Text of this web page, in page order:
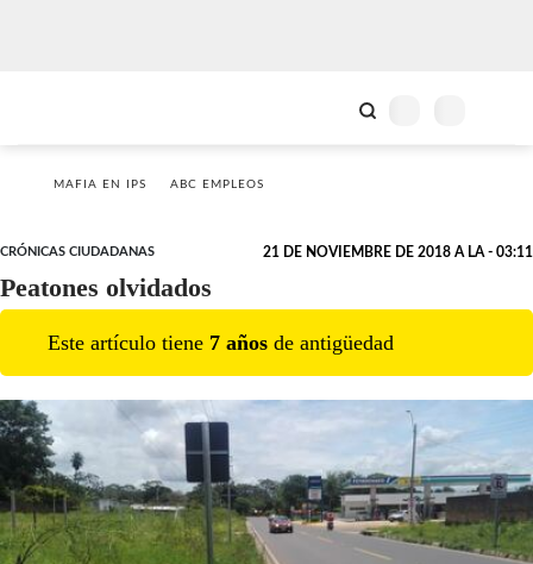
MAFIA EN IPS ABC EMPLEOS
CRÓNICAS CIUDADANAS 21 DE NOVIEMBRE DE 2018 A LA - 03:11
Peatones olvidados
Este artículo tiene 7 años de antigüedad